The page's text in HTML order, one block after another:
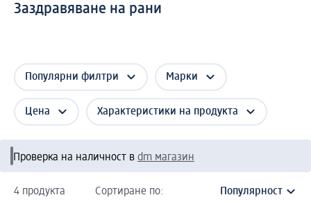
Заздравяване на рани
Популярни филтри Марки
Цена Характеристики на продукта
Проверка на наличност в dm магазин
4 продукта Сортиране по: